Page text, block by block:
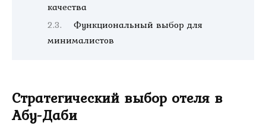
качества
Функциональный выбор для
минималистов
Стратегический выбор отеля в
Абу-Даби